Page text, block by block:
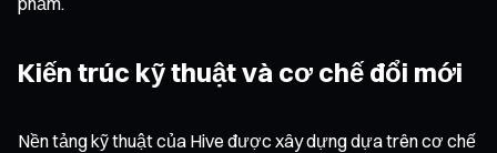
Kiến trúc kỹ thuật và cơ chế đổi mới
Nền tảng kỹ thuật của Hive được xây dựng dựa trên cơ chế